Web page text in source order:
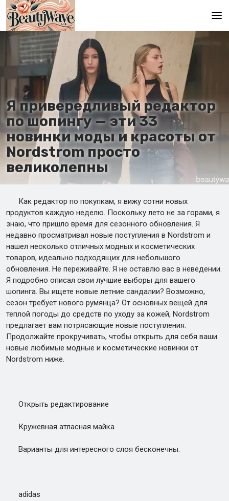
Главная
En
Es
Ru
It
De
Я привередливый редактор
по шопингу — эти 33
новинки моды и красоты от
Nordstrom просто
великолепны
Как редактор по покупкам, я вижу сотни новых
продуктов каждую неделю. Поскольку лето не за горами, я
знаю, что пришло время для сезонного обновления. Я
недавно просматривал новые поступления в Nordstrom и
нашел несколько отличных модных и косметических
товаров, идеально подходящих для небольшого
обновления. Не переживайте. Я не оставлю вас в неведении.
Я подробно описал свои лучшие выборы для вашего
шопинга. Вы ищете новые летние сандалии? Возможно,
сезон требует нового румянца? От основных вещей для
теплой погоды до средств по уходу за кожей, Nordstrom
предлагает вам потрясающие новые поступления.
Продолжайте прокручивать, чтобы открыть для себя ваши
новые любимые модные и косметические новинки от
Nordstrom ниже.
Открыть редактирование
Кружевная атласная майка
Варианты для интересного слоя бесконечны.
adidas